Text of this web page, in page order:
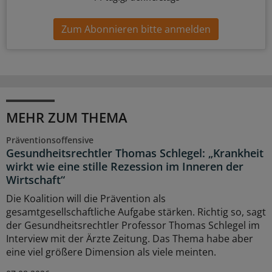
Zum Abonnieren bitte anmelden
MEHR ZUM THEMA
Präventionsoffensive
Gesundheitsrechtler Thomas Schlegel: „Krankheit
wirkt wie eine stille Rezession im Inneren der
Wirtschaft“
Die Koalition will die Prävention als
gesamtgesellschaftliche Aufgabe stärken. Richtig so, sagt
der Gesundheitsrechtler Professor Thomas Schlegel im
Interview mit der Ärzte Zeitung. Das Thema habe aber
eine viel größere Dimension als viele meinten.